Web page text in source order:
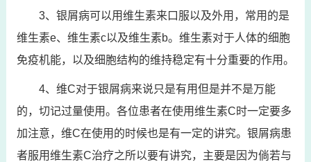
3、银屑病可以用维生素来口服以及外用，常用的是
维生素e、维生素c以及维生素b。维生素对于人体的细胞
免疫机能，以及细胞结构的维持稳定有十分重要的作用。
4、维C对于银屑病来说只是有用但是并不是万能
的，切记过量使用。各位患者在使用维生素C时一定要多
加注意，维C在使用的时候也是有一定的讲究。银屑病患
者服用维生素C治疗之所以要有讲究，主要是因为倘若与